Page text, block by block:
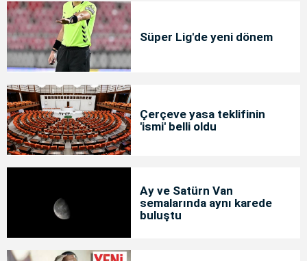
Süper Lig'de yeni dönem
Çerçeve yasa teklifinin
'ismi' belli oldu
Ay ve Satürn Van
semalarında aynı karede
buluştu